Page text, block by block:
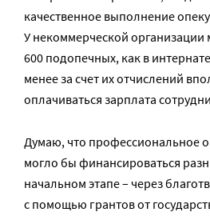
качественное выполнение
У некоммерческой организации
600 подопечных, как в
менее за счет их отчислений
оплачиваться зарплата
Думаю, что профессиональное
могло бы финансироваться
начальном этапе – через
с помощью грантов от